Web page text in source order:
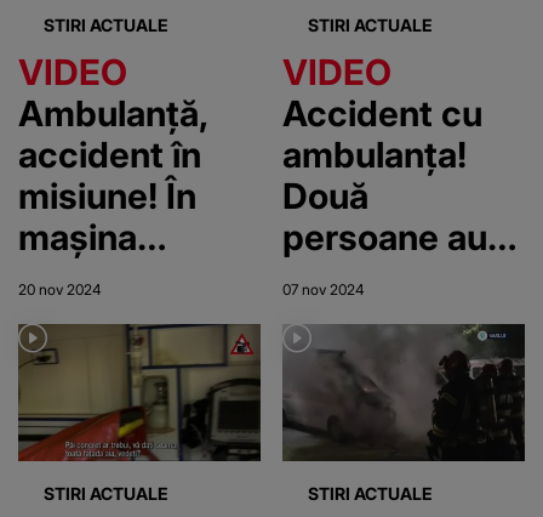
STIRI ACTUALE
VIDEO
Ambulanță,
accident în
misiune! În
mașina
salvării se afla
o pacientă
20 nov 2024
STIRI ACTUALE
VIDEO
Accident cu
ambulanța!
Două
persoane au
fost rănite
07 nov 2024
STIRI ACTUALE STIRI ACTUALE